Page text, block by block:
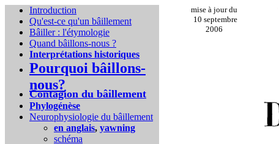
Introduction
Qu'est-ce qu'un bâillement
Bâiller : l'étymologie
Quand bâillons-nous ?
Interprétations historiques
Pourquoi bâillons-
nous?
Contagion du bâillement
Phylogénèse
Neurophysiologie du bâillement
en anglais, yawning
schéma
mise à jour du
10 septembre
2006